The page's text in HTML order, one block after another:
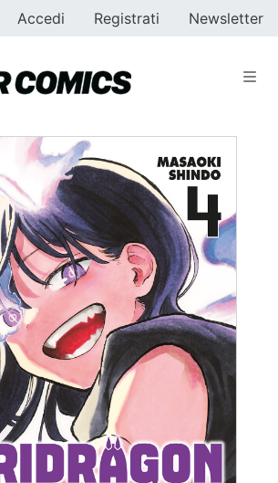
Accedi Registrati Newsletter